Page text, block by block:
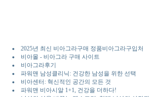
2025년 최신 비아그라구매 정품비아그라구입처
비아몰 - 비아그라 구매 사이트
비아그라후기
파워맨 남성클리닉: 건강한 남성을 위한 선택
비아센터: 혁신적인 공간의 모든 것
파워맨 비아시알 1+1, 건강을 더하다!